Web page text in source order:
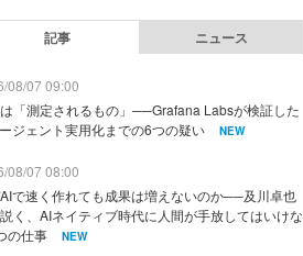
記事 ニュース
08/07 09:00
「測定されるもの」──Grafana Labsが検証した
ジェント実用化までの6つの疑い
NEW
08/07 08:00
で速く作れても成果は増えないのか──及川卓也
く、AIネイティブ時代に人間が手放してはいけな
の仕事
NEW